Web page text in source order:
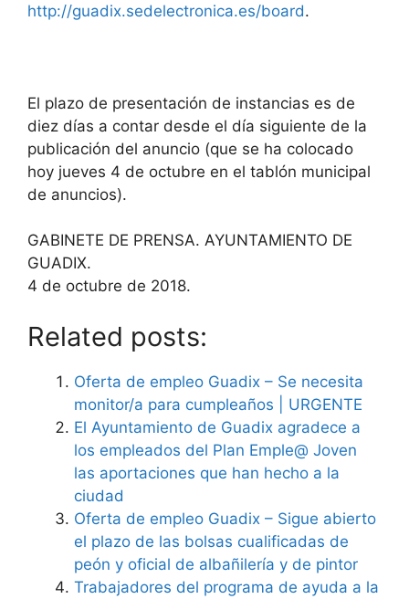
http://guadix.sedelectronica.es/board.
El plazo de presentación de instancias es de
diez días a contar desde el día siguiente de la
publicación del anuncio (que se ha colocado
hoy jueves 4 de octubre en el tablón municipal
de anuncios).
GABINETE DE PRENSA. AYUNTAMIENTO DE
GUADIX.
4 de octubre de 2018.
Related posts:
Oferta de empleo Guadix – Se necesita
monitor/a para cumpleaños | URGENTE
El Ayuntamiento de Guadix agradece a
los empleados del Plan Emple@ Joven
las aportaciones que han hecho a la
ciudad
Oferta de empleo Guadix – Sigue abierto
el plazo de las bolsas cualificadas de
peón y oficial de albañilería y de pintor
Trabajadores del programa de ayuda a la